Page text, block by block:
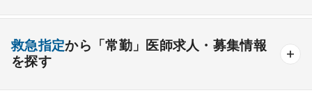
心療内科 泌尿器科 眼科 耳鼻咽喉科
皮膚科
放射線科 救命救急科 病理科 その他
後期研修可能 週4日の勤務可能
オンコールなしの勤務可能 セカンドキャリア歓迎
検査
救急指定から「常勤」医師求人・募集情報
を探す